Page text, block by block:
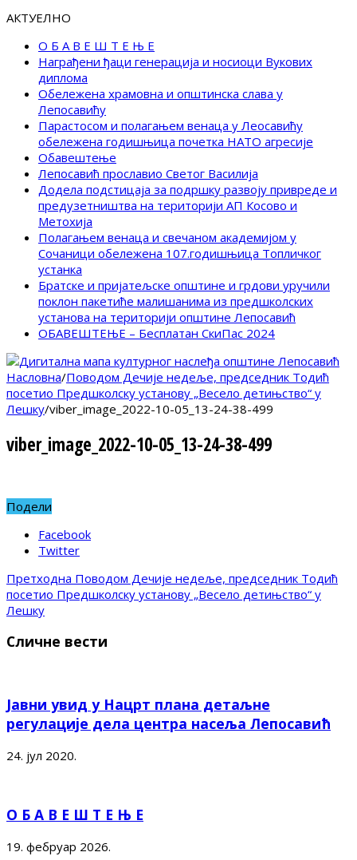
АКТУЕЛНО
О Б А В Е Ш Т Е Њ Е
Награђени ђаци генерација и носиоци Вукових
диплома
Обележена храмовна и општинска слава у
Лепосавићу
Парастосом и полагањем венаца у Леосавићу
обележена годишњица почетка НАТО агресије
Обавештење
Лепосавић прославио Светог Василија
Додела подстицаја за подршку развоју привреде и
предузетништва на територији АП Косово и
Метохија
Полагањем венаца и свечаном академијом у
Сочаници обележена 107.годишњица Топличког
устанка
Братске и пријатељске општине и грдови уручили
поклон пакетиће малишанима из предшколских
установа на територији општине Лепосавић
ОБАВЕШТЕЊЕ – Бесплатан СкиПас 2024
Насловна/Поводом Дечије недеље, председник Тодић
посетио Предшколску установу „Весело детињство“ у
Лешку/viber_image_2022-10-05_13-24-38-499
viber_image_2022-10-05_13-24-38-499
Подели
Facebook
Twitter
Претходна Поводом Дечије недеље, председник Тодић
посетио Предшколску установу „Весело детињство“ у
Лешку
Сличне вести
Јавни увид у Нацрт плана детаљне
регулације дела центра насеља Лепосавић
24. јул 2020.
О Б А В Е Ш Т Е Њ Е
19. фебруар 2026.